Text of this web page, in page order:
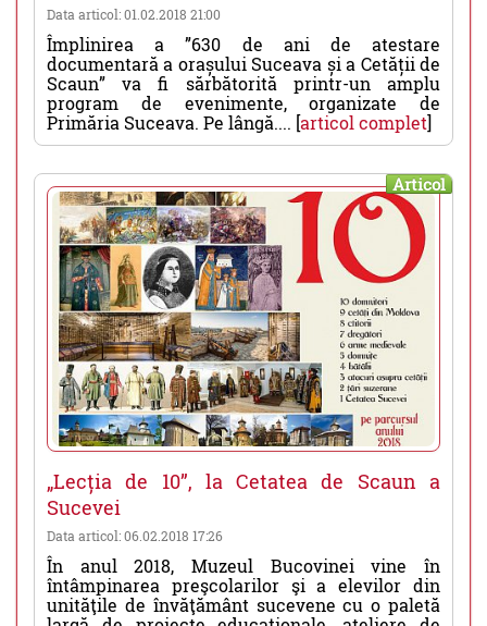
Data articol: 01.02.2018 21:00
Împlinirea a ”630 de ani de atestare
documentară a orașului Suceava și a Cetății de
Scaun” va fi sărbătorită printr-un amplu
program de evenimente, organizate de
Primăria Suceava. Pe lângă.... [articol complet]
Articol
„Lecția de 10”, la Cetatea de Scaun a
Sucevei
Data articol: 06.02.2018 17:26
În anul 2018, Muzeul Bucovinei vine în
întâmpinarea preşcolarilor şi a elevilor din
unităţile de învăţământ sucevene cu o paletă